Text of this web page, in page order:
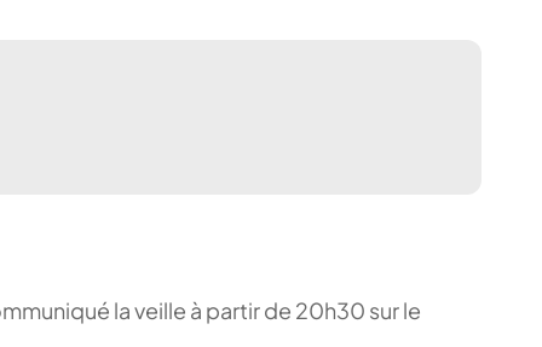
la veille à partir de 20h30 sur le